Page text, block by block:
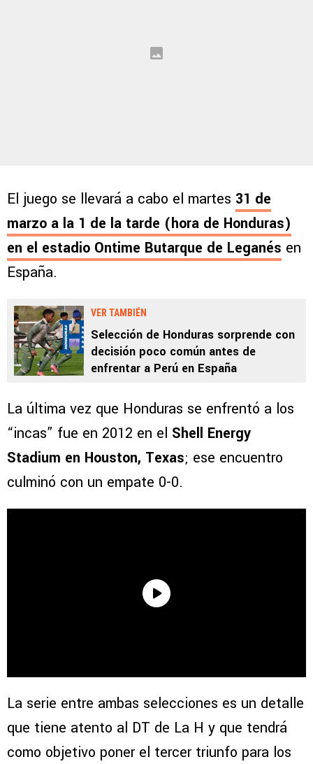
El juego se llevará a cabo el martes 31 de
marzo a la 1 de la tarde (hora de Honduras)
en el estadio Ontime Butarque de Leganés en
España.
VER TAMBIÉN
Selección de Honduras sorprende con
decisión poco común antes de
enfrentar a Perú en España
La última vez que Honduras se enfrentó a los
“incas” fue en 2012 en el Shell Energy
Stadium en Houston, Texas; ese encuentro
culminó con un empate 0-0.
La serie entre ambas selecciones es un detalle
que tiene atento al DT de La H y que tendrá
como objetivo poner el tercer triunfo para los